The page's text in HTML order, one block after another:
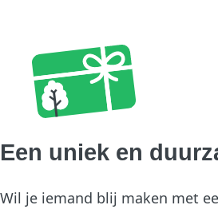
Een uniek en
Wil je iemand blij maken met